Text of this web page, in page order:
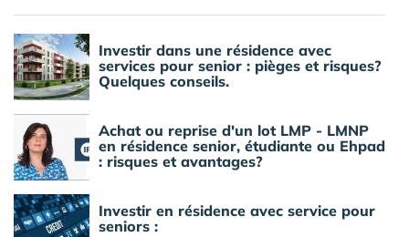
Investir dans une résidence avec
services pour senior : pièges et risques?
Quelques conseils.
Achat ou reprise d'un lot LMP - LMNP
en résidence senior, étudiante ou Ehpad
: risques et avantages?
Investir en résidence avec service pour
seniors :